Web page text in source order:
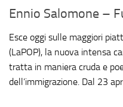
Ennio Salomone –
Esce oggi sulle maggiori
(LaPOP), la nuova intensa
tratta in maniera cruda e
dell’immigrazione. Dal 23